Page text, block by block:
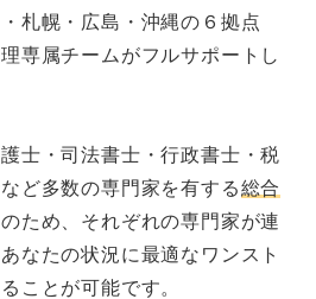
札幌・広島・沖縄の６拠点
専属チームがフルサポートし
士・司法書士・行政書士・税
ど多数の専門家を有する総合
ため、それぞれの専門家が連
なたの状況に最適なワンスト
ことが可能です。